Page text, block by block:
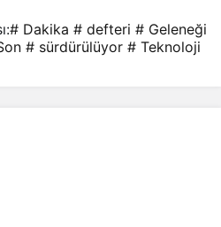
# Dakika # defteri # Geleneği
# sürdürülüyor # Teknoloji